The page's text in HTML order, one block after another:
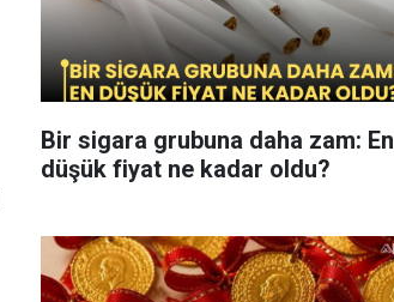
Bir sigara grubuna daha zam: En
düşük fiyat ne kadar oldu?